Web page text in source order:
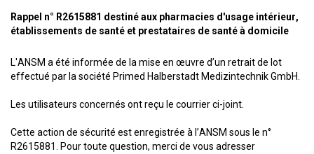
Rappel n° R2615881 destiné aux pharmacies d'usage intérieur,
établissements de santé et prestataires de santé à domicile
L'ANSM a été informée de la mise en œuvre d’un retrait de lot
effectué par la société Primed Halberstadt Medizintechnik GmbH.
Les utilisateurs concernés ont reçu le courrier ci-joint.
Cette action de sécurité est enregistrée à l’ANSM sous le n°
R2615881. Pour toute question, merci de vous adresser